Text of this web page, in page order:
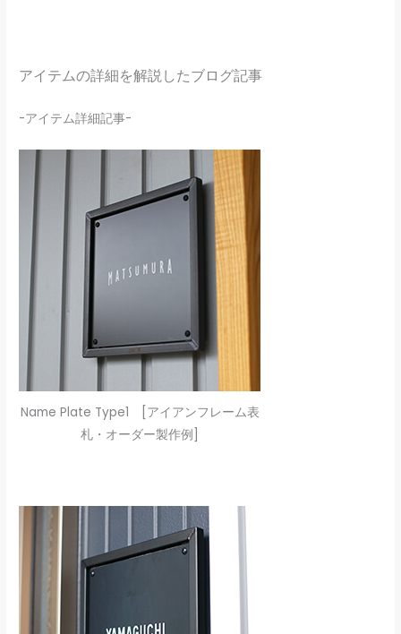
アイテムの詳細を解説したブログ記事
-アイテム詳細記事-
Name Plate Type1 [アイアンフレーム表
札・オーダー製作例]